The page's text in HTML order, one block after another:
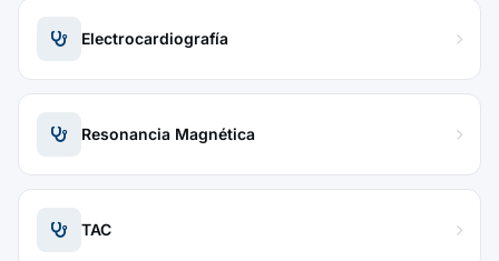
Electrocardiografía
Resonancia Magnética
TAC